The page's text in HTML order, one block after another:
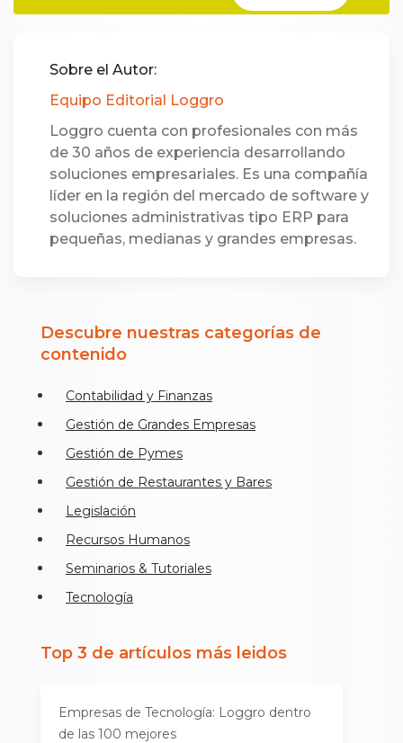
Sobre el Autor:
Equipo Editorial Loggro
Loggro cuenta con profesionales con más
de 30 años de experiencia desarrollando
soluciones empresariales. Es una compañía
líder en la región del mercado de software y
soluciones administrativas tipo ERP para
pequeñas, medianas y grandes empresas.
Descubre nuestras categorías de
contenido
Contabilidad y Finanzas
Gestión de Grandes Empresas
Gestión de Pymes
Gestión de Restaurantes y Bares
Legislación
Recursos Humanos
Seminarios & Tutoriales
Tecnología
Top 3 de artículos más leidos
Empresas de Tecnología: Loggro dentro
de las 100 mejores